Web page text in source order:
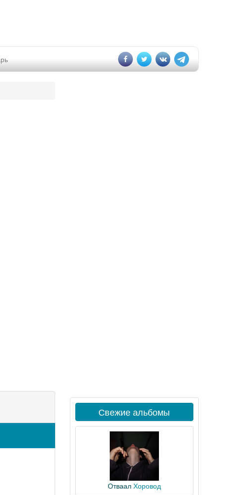
Свежие альбомы
Отваал Хоровод